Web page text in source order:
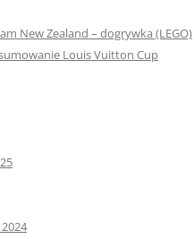
New Zealand – dogrywka (LEGO)
Louis Vuitton Cup